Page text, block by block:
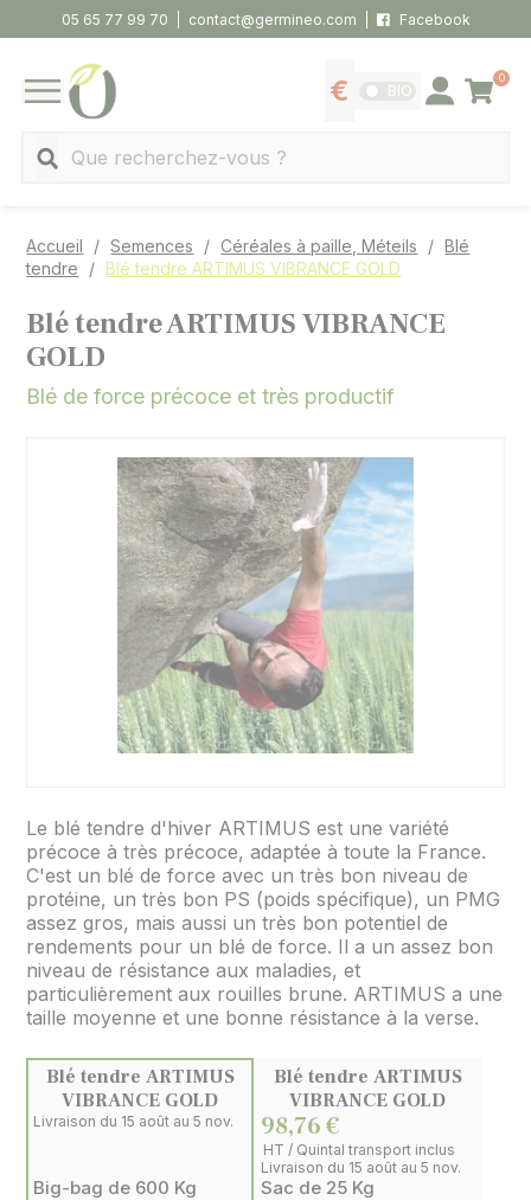
05 65 77 99 70 contact@germineo.com Facebook
MENU
Afficher les tarifs
BIO Se connecter
0
Panier
Accueil Semences Céréales à paille, Méteils
Blé
tendre
Blé tendre ARTIMUS VIBRANCE GOLD
Blé tendre ARTIMUS VIBRANCE
GOLD
Blé de force précoce et très productif
Le blé tendre d'hiver ARTIMUS est une variété
précoce à très précoce, adaptée à toute la France.
C'est un blé de force avec un très bon niveau de
protéine, un très bon PS (poids spécifique), un PMG
assez gros, mais aussi un très bon potentiel de
rendements pour un blé de force. Il a un assez bon
niveau de résistance aux maladies, et
particulièrement aux rouilles brune. ARTIMUS a une
taille moyenne et une bonne résistance à la verse.
Blé tendre ARTIMUS
VIBRANCE GOLD
Livraison du 15 août au 5 nov.
Big-bag de 600 Kg
Blé tendre ARTIMUS
VIBRANCE GOLD
98,76 €
HT / Quintal transport inclus
Livraison du 15 août au 5 nov.
Sac de 25 Kg
Panneau de gestion des cookies